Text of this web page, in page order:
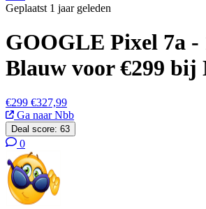
Geplaatst 1 jaar geleden
GOOGLE Pixel 7a -
Blauw voor €299 bij
€299 €327,99
Ga naar Nbb
Deal score: 63
0